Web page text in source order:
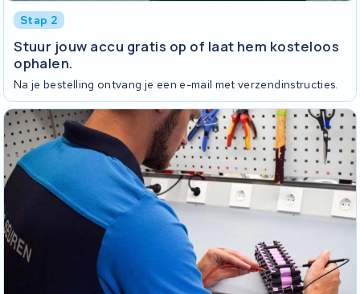
Stap 2
Stuur jouw accu gratis op of laat hem kosteloos
ophalen.
Na je bestelling ontvang je een e-mail met verzendinstructies.